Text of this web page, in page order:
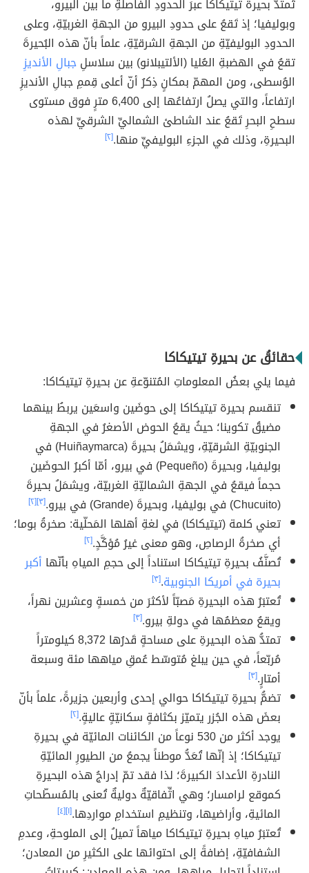
تَمتدُّ بحيرةُ تيتيكاكا عبرَ الحدودِ الفاصلةِ ما بين البيرو،
وبوليفيا؛ إذ تَقعُ على حدودِ البيرو من الجهةِ الغربيّةِ، وعلى
الحدودِ البوليفيّةِ من الجهةِ الشرقيّةِ، علماً بأنّ هذه البُحيرةَ
تقعُ في الهضبةِ العُليا (الألتيبلانو) بين سلاسلِجبالِ الأنديزِ
الوُسطى، ومن المهمّ بمكانٍ ذِكرُ أنّ أعلى قِممِ جبالِ الأنديزِ
ارتفاعاً، والتي يصلُ ارتفاعُها إلى 6,400 مترٍ فوق مستوى
سطحِ البحرِ تَقعُ عند الشاطئ الشماليِّ الشرقيِّ لهذه
البحيرةِ، وذلك في الجزءِ البوليفيِّ منها.[٢]
حقائقُ عن بحيرةِ تيتيكاكا
فيما يلي بعضُ المعلوماتِ المُتنوّعةِ عن بحيرةِ تيتيكاكا:
تنقسم بحيرة تيتيكاكا إلى حوضَين واسعَين يربطُ بينهما
مضيقُ تكوينا؛ حيثُ يقعُ الحوض الأصغرُ في الجهةِ
الجنوبيّةِ الشرقيّةِ، ويشمَلُ بحيرةَ (Huiñaymarca) في
بوليفيا، وبحيرةَ (Pequeño) في بيرو، أمّا أكبرُ الحوضَين
حجماً فيقعُ في الجهةِ الشماليّةِ الغربيّة، ويشمَلُ بحيرةَ
(Chucuito) في بوليفيا، وبحيرةَ (Grande) في بيرو.
[٣] [٢]
تعني كلمة (تيتيكاكا) في لغةِ أهلها المَحلّية: صخرةُ بوما؛
أي صخرةُ الرصاصِ، وهو معنى غيرُ مُؤكَّدٍ.[٢]
تُصنَّفُ بحيرةِ تيتيكاكا استناداً إلى حجمِ المياهِ بأنّها أكبر
بحيرة في أمريكا الجنوبية.[٣]
تُعتبَرُ هذه البحيرةِ مَصبّاً لأكثرَ من خمسةٍ وعشرين نهراً،
ويقعُ معظمُها في دولةِ بيرو.[٣]
تمتدُّ هذه البحيرةِ على مساحةٍ قَدرُها 8,372 كيلومتراً
مُربّعاً، في حين يبلغ مُتوسّط عُمقِ مياهها مئة وسبعة
أمتارٍ.[٣]
تضمُّ بحيرةِ تيتيكاكا حوالي إحدى وأربعين جزيرةً، علماً بأنّ
بعضَ هذه الجُزر يتميّز بكثافةٍ سكانيّةٍ عاليةٍ.[٢]
يوجد أكثر من 530 نوعاً من الكائنات المائيّة في بحيرةِ
تيتيكاكا؛ إذ إنّها تُعَدُّ موطناً يجمعُ من الطيورِ المائيّةِ
النادرةِ الأعدادَ الكبيرةَ؛ لذا فقد تمّ إدراجُ هذه البحيرةِ
كموقع لرامسار؛ وهي اتِّفاقيّةٌ دوليةٌ تُعنى بالمُسطّحاتِ
المائيةِ، وأراضيها، وتنظيمِ استخدامِ مواردِها.[١] [٤]
تُعتبَرُ مياهِ بحيرةِ تيتيكاكا مياهاً تميلُ إلى الملوحةِ، وعدمِ
الشفافيّةِ، إضافةً إلى احتوائها على الكثيرِ من المعادن؛